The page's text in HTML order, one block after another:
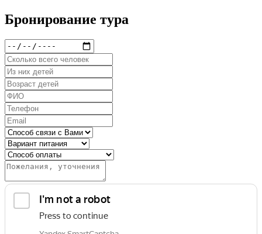
Бронирование тура